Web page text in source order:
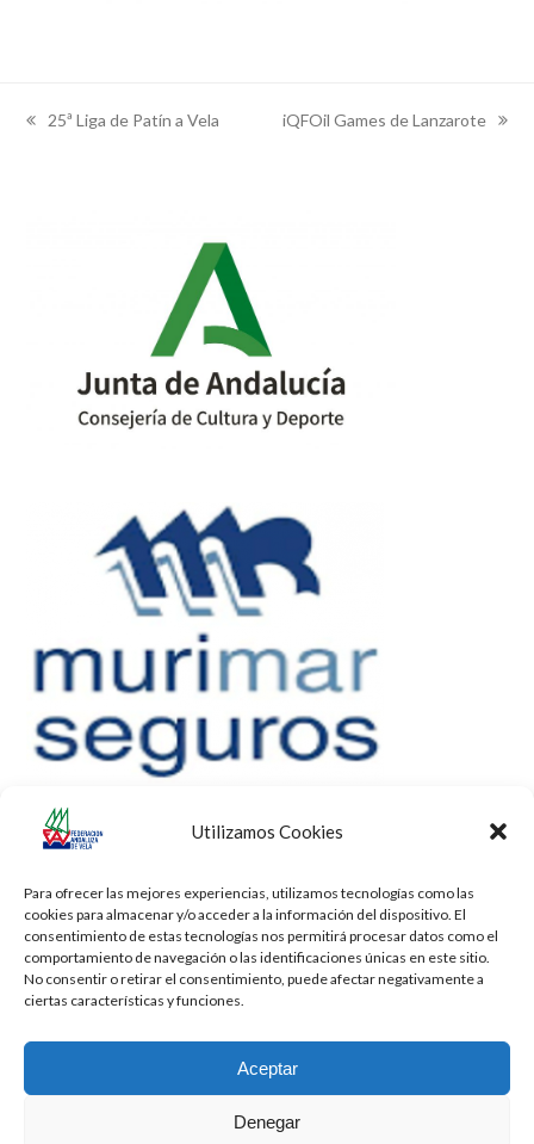
Utilizamos Cookies
Para ofrecer las mejores experiencias, utilizamos tecnologías como las
cookies para almacenar y/o acceder a la información del dispositivo. El
consentimiento de estas tecnologías nos permitirá procesar datos como el
comportamiento de navegación o las identificaciones únicas en este sitio.
No consentir o retirar el consentimiento, puede afectar negativamente a
ciertas características y funciones.
Aceptar
Denegar
previous
25ª Liga de Patín a Vela
next
iQFOil Games de Lanzarote